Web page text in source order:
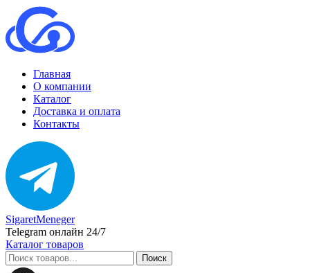
Главная
О компании
Каталог
Доставка и оплата
Контакты
SigaretMeneger
Telegram онлайн 24/7
Каталог товаров
Поиск